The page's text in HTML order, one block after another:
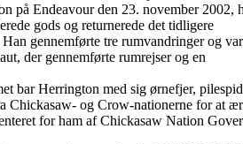
på Endeavour den 23. november 2002,
gods og returnerede det tidligere
gennemførte tre rumvandringer og
der gennemførte rumrejser og en
bar Herrington med sig ørnefjer,
Chickasaw- og Crow-nationerne for at
for ham af Chickasaw Nation